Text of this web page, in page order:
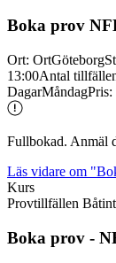
Boka prov
Ort: OrtGöteborg
13:00Antal
DagarMåndagPris:
Fullbokad. Anmäl
Läs vidare om
Kurs
Provtillfällen
Boka prov -